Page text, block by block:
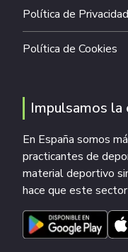
Política de Privacidad
Política de Cookies
Impulsamos la
En España somos
practicantes de
material deportivo
hace que este